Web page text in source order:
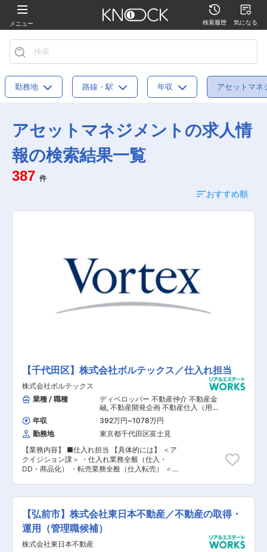
メニュー 検索履歴 気になる
勤務地 路線・駅 年収 アセットマネ
アセットマネジメントの求人情
報の検索結果一覧
387 件
おすすめ順
【千代田区】株式会社ボルテックス／仕入れ担当
株式会社ボルテックス
業種 / 職種
ディベロッパー 不動産仲介 不動産金
融, 不動産開発企画 不動産仕入（用
地・一棟・区分） アセットマネジメン
ト
年収 392万円~1078万円
勤務地
東京都千代田区富士見
【業務内容】 ■仕入れ担当 【具体的には】 ＜ア
クイジション課＞ ・仕入れ業務全般（仕入・
DD・商品化） ・転売業務全般（仕入転売） ＜不
れ ・新規商品の企画
【弘前市】株式会社東日本不動産／不動産の取得・
運用（管理職候補）
株式会社東日本不動産